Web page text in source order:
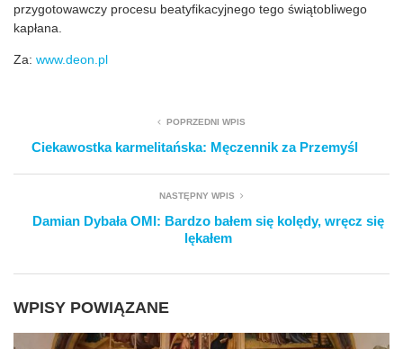
przygotowawczy procesu beatyfikacyjnego tego świątobliwego
kapłana.
Za: www.deon.pl
POPRZEDNI WPIS
Ciekawostka karmelitańska: Męczennik za Przemyśl
NASTĘPNY WPIS
Damian Dybała OMI: Bardzo bałem się kolędy, wręcz się
lękałem
WPISY POWIĄZANE